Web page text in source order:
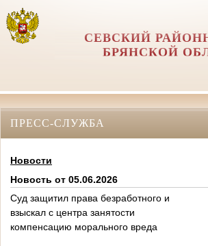
СЕВСКИЙ
БРЯНСКОЙ
ПРЕСС-СЛУЖБА
Новости
Новость от 05.06.2026
Суд защитил права безработного и
взыскал с центра занятости
компенсацию морального вреда